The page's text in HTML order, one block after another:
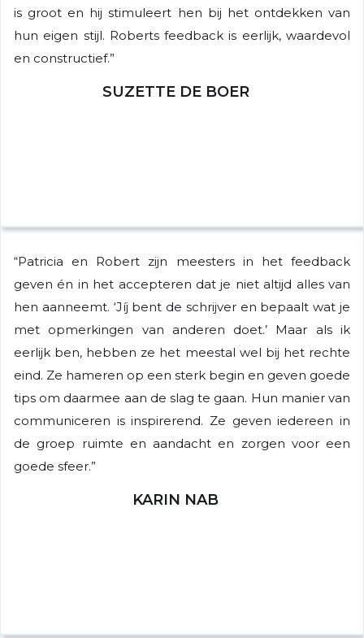
is groot en hij stimuleert hen bij het ontdekken van
hun eigen stijl. Roberts feedback is eerlijk, waardevol
en constructief.”
SUZETTE DE BOER
“Patricia en Robert zijn meesters in het feedback
geven én in het accepteren dat je niet altijd alles van
hen aanneemt. ‘Jíj bent de schrijver en bepaalt wat je
met opmerkingen van anderen doet.’ Maar als ik
eerlijk ben, hebben ze het meestal wel bij het rechte
eind. Ze hameren op een sterk begin en geven goede
tips om daarmee aan de slag te gaan. Hun manier van
communiceren is inspirerend. Ze geven iedereen in
de groep ruimte en aandacht en zorgen voor een
goede sfeer.”
KARIN NAB